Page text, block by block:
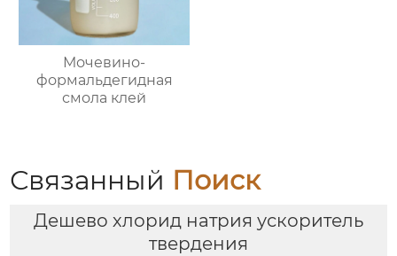
Мочевино-
формальдегидная
смола клей
Связанный Поиск
Дешево хлорид натрия ускоритель
твердения